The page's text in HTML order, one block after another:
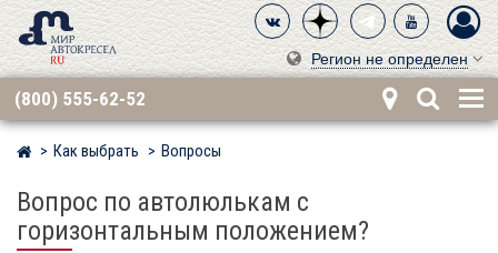
Регион не определен
(800) 555-62-52
Мир детских автокресел
Как выбрать Вопросы
Вопрос по автолюлькам с
горизонтальным положением?